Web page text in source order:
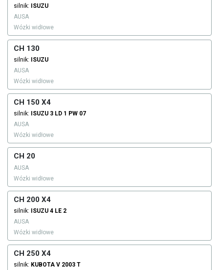
silnik:
ISUZU
AUSA
Wózki widłowe
CH 130
silnik:
ISUZU
AUSA
Wózki widłowe
CH 150 X4
silnik: ISUZU 3 LD 1 PW 07
AUSA
Wózki widłowe
CH 20
AUSA
Wózki widłowe
CH 200 X4
silnik: ISUZU 4 LE 2
AUSA
Wózki widłowe
CH 250 X4
silnik: KUBOTA V 2003 T